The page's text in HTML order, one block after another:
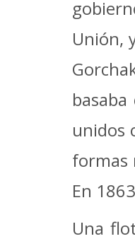
Unión,
unidos
formas
En
Una